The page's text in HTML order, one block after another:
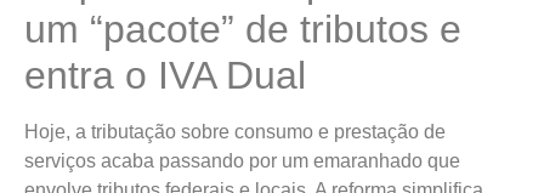
um “pacote” de tributos e
entra o IVA Dual
Hoje, a tributação sobre consumo e prestação de
serviços acaba passando por um emaranhado que